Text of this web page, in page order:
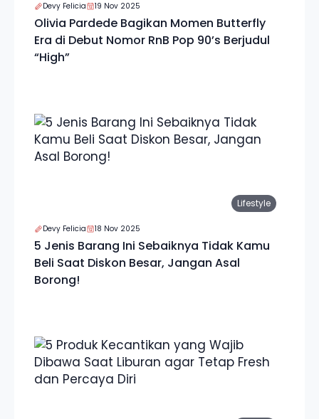
Devy Felicia 19 Nov 2025
Olivia Pardede Bagikan Momen Butterfly
Era di Debut Nomor RnB Pop 90’s Berjudul
“High”
Lifestyle
Devy Felicia 18 Nov 2025
5 Jenis Barang Ini Sebaiknya Tidak Kamu
Beli Saat Diskon Besar, Jangan Asal
Borong!